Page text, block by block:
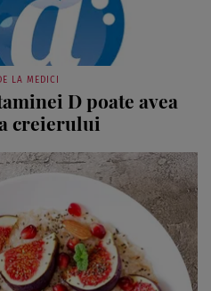
D poate avea
creierului